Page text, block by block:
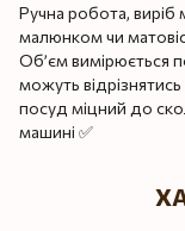
Ручна робота, виріб
малюнком чи
Об’єм вимірюється
можуть
посуд міцний до
машині ✅